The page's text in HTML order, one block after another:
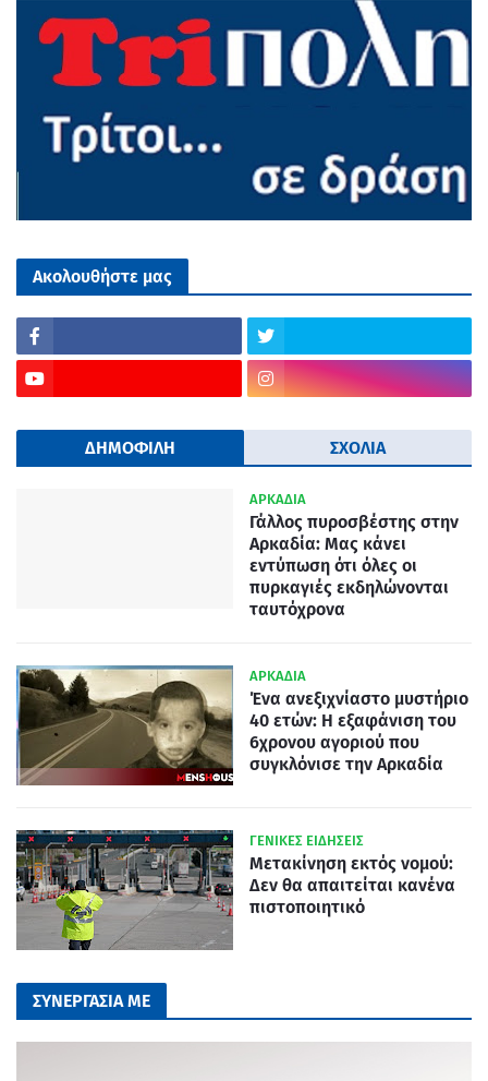
Ακολουθήστε μας
ΔΗΜΟΦΙΛΗ ΣΧΟΛΙΑ
ΑΡΚΑΔΙΑ
Γάλλος πυροσβέστης στην
Αρκαδία: Μας κάνει
εντύπωση ότι όλες οι
πυρκαγιές εκδηλώνονται
ταυτόχρονα
ΑΡΚΑΔΙΑ
Ένα ανεξιχνίαστο μυστήριο
40 ετών: Η εξαφάνιση του
6χρονου αγοριού που
συγκλόνισε την Αρκαδία
ΓΕΝΙΚΕΣ ΕΙΔΗΣΕΙΣ
Μετακίνηση εκτός νομού:
Δεν θα απαιτείται κανένα
πιστοποιητικό
ΣΥΝΕΡΓΑΣΙΑ ΜΕ